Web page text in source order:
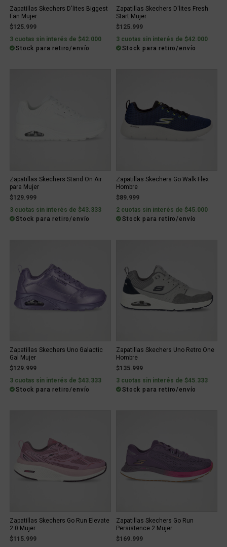
Zapatillas Skechers D'lites Biggest
Fan Mujer
$125.999
3 cuotas sin interés de $42.000
Stock para retiro/envío
Zapatillas Skechers D'lites Fresh
Start Mujer
$125.999
3 cuotas sin interés de $42.000
Stock para retiro/envío
Zapatillas Skechers Stand On Air
para Mujer
$129.999
3 cuotas sin interés de $43.333
Stock para retiro/envío
Zapatillas Skechers Go Walk Flex
Hombre
$89.999
2 cuotas sin interés de $45.000
Stock para retiro/envío
Zapatillas Skechers Uno Galactic
Gal Mujer
$129.999
3 cuotas sin interés de $43.333
Stock para retiro/envío
Zapatillas Skechers Uno Retro One
Hombre
$135.999
3 cuotas sin interés de $45.333
Stock para retiro/envío
Zapatillas Skechers Go Run Elevate
2.0 Mujer
$115.999
Zapatillas Skechers Go Run
Persistence 2 Mujer
$169.999